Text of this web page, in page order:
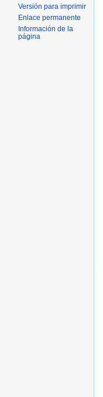
Versión para imprimir
Enlace permanente
Información de la
página